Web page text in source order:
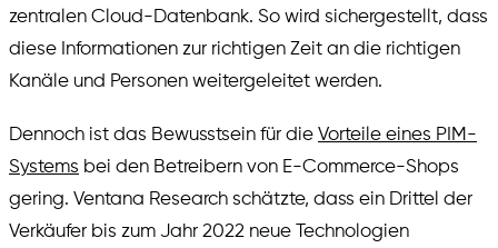
zentralen Cloud-Datenbank. So wird sichergestellt, dass
diese Informationen zur richtigen Zeit an die richtigen
Kanäle und Personen weitergeleitet werden.
Dennoch ist das Bewusstsein für die Vorteile eines PIM-
Systems bei den Betreibern von E-Commerce-Shops
gering. Ventana Research schätzte, dass ein Drittel der
Verkäufer bis zum Jahr 2022 neue Technologien